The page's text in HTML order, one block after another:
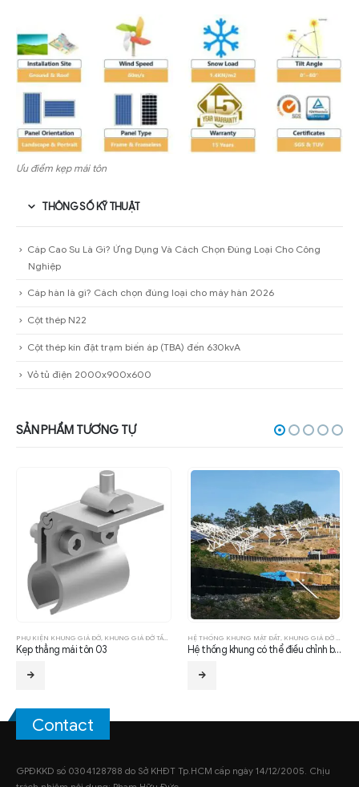
Ưu điểm kẹp mái tôn
THÔNG SỐ KỸ THUẬT
Cáp Cao Su Là Gì? Ứng Dụng Và Cách Chọn Đúng Loại Cho Công
Nghiệp
Cáp hàn là gì? Cách chọn đúng loại cho máy hàn 2026
Cột thép N22
Cột thép kín đặt trạm biến áp (TBA) đến 630kvA
Vỏ tủ điện 2000x900x600
SẢN PHẨM TƯƠNG TỰ
HỆ THỐNG KHUNG MẶT ĐẤT ,KHUNG GIÁ ĐỠ TẤM PIN MẶT TRỜI PHỤ KIỆN KHUNG GIÁ ĐỠ,KHUNG GIÁ ĐỠ TẤM PIN MẶT TRỜI
Bộ kẹp cuối bằng nhôm
Contact
GPĐKKD số 0304128788 do Sở KHĐT Tp.HCM cấp ngày 14/12/2005. Chịu